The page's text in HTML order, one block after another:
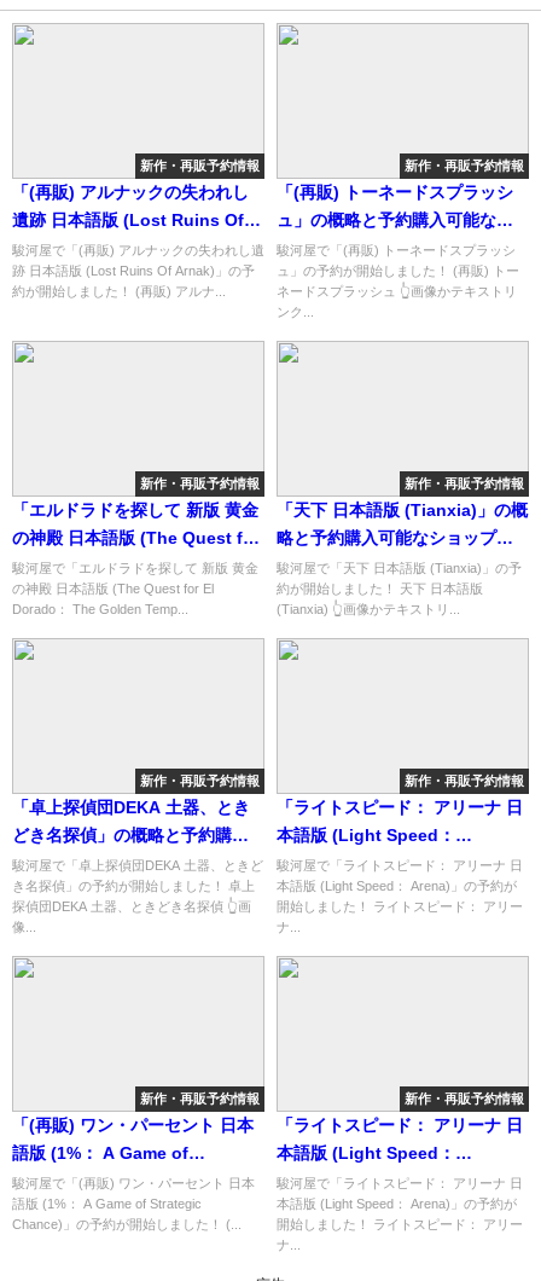
新作・再販予約情報
「(再販) アルナックの失われし
遺跡 日本語版 (Lost Ruins Of
Arnak)」の概略と予約購入可能
なショップ紹介！
駿河屋で「(再販) アルナックの失われし遺
跡 日本語版 (Lost Ruins Of Arnak)」の予
約が開始しました！ (再販) アルナ...
新作・再販予約情報
「(再販) トーネードスプラッシ
ュ」の概略と予約購入可能なシ
ョップ紹介！
駿河屋で「(再販) トーネードスプラッシ
ュ」の予約が開始しました！ (再販) トー
ネードスプラッシュ 👆画像かテキストリ
ンク...
新作・再販予約情報
「エルドラドを探して 新版 黄金
の神殿 日本語版 (The Quest for
El Dorado： The Golden
Temples)」の概略と予約購入可
駿河屋で「エルドラドを探して 新版 黄金
の神殿 日本語版 (The Quest for El
Dorado： The Golden Temp...
新作・再販予約情報
「天下 日本語版 (Tianxia)」の概
略と予約購入可能なショップ紹
介！
駿河屋で「天下 日本語版 (Tianxia)」の予
約が開始しました！ 天下 日本語版
(Tianxia) 👆画像かテキストリ...
新作・再販予約情報
「卓上探偵団DEKA 土器、とき
どき名探偵」の概略と予約購入
可能なショップ紹介！
駿河屋で「卓上探偵団DEKA 土器、ときど
き名探偵」の予約が開始しました！ 卓上
探偵団DEKA 土器、ときどき名探偵 👆画
像...
新作・再販予約情報
「ライトスピード： アリーナ 日
本語版 (Light Speed：
Arena)」の概略と予約購入可能
なショップ紹介！
駿河屋で「ライトスピード： アリーナ 日
本語版 (Light Speed： Arena)」の予約が
開始しました！ ライトスピード： アリー
ナ...
新作・再販予約情報
「(再販) ワン・パーセント 日本
語版 (1%： A Game of
Strategic Chance)」の概略と予
約購入可能なショップ紹介！
駿河屋で「(再販) ワン・パーセント 日本
語版 (1%： A Game of Strategic
Chance)」の予約が開始しました！ (...
新作・再販予約情報
「ライトスピード： アリーナ 日
本語版 (Light Speed：
Arena)」の概略と予約購入可能
なショップ紹介！
駿河屋で「ライトスピード： アリーナ 日
本語版 (Light Speed： Arena)」の予約が
開始しました！ ライトスピード： アリー
ナ...